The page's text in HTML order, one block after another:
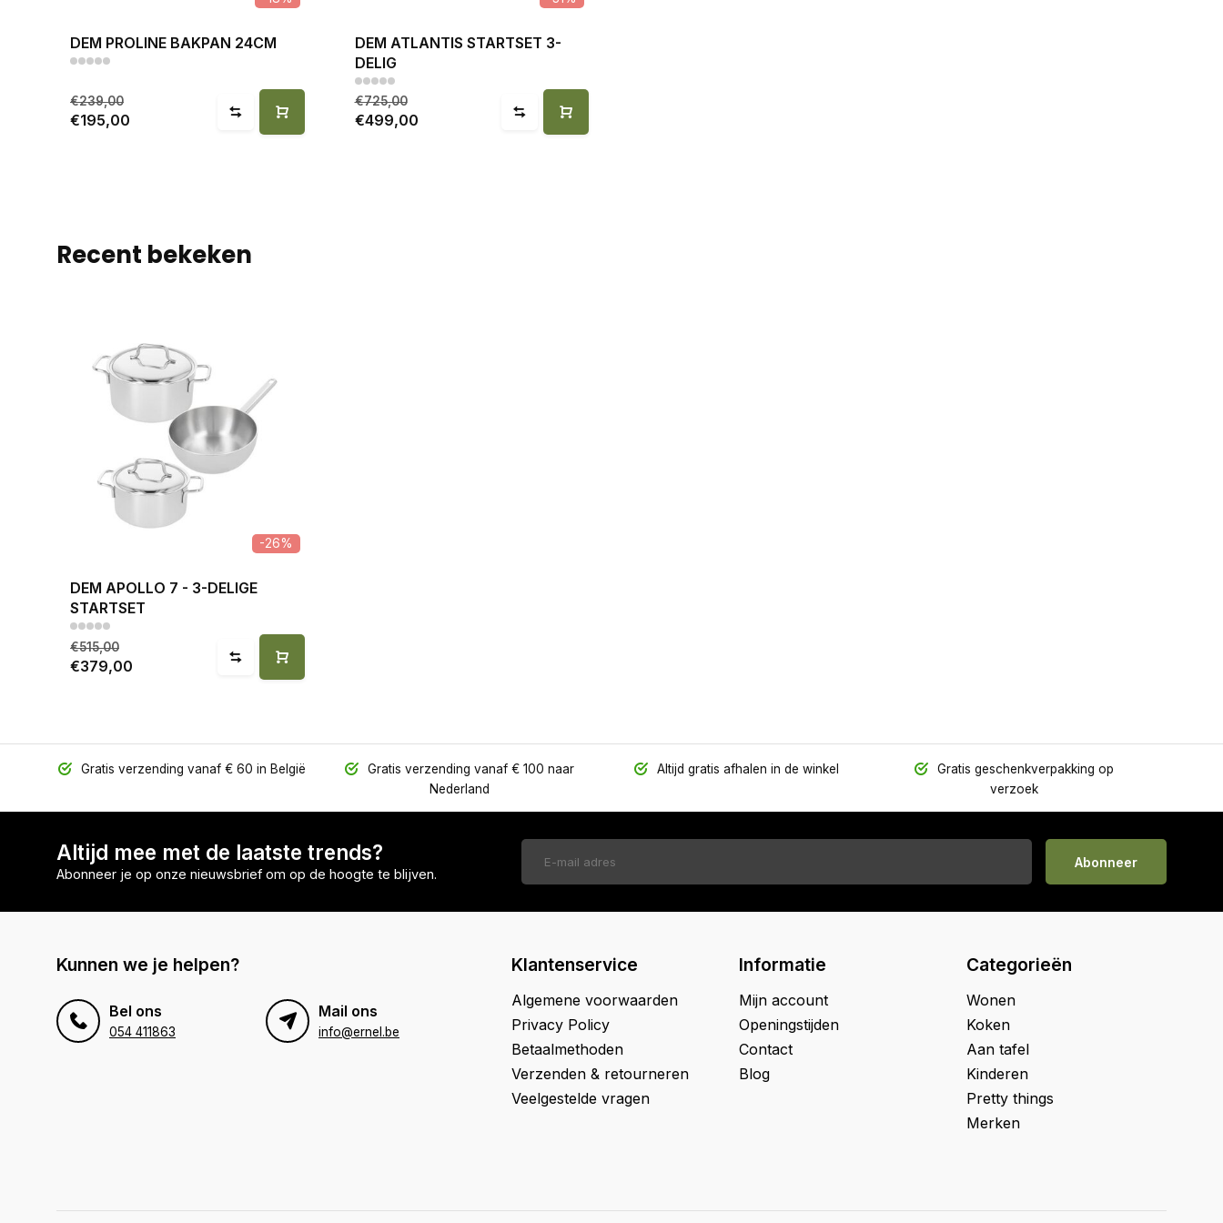
DEM PROLINE BAKPAN 24CM
€239,00
€195,00
DEM ATLANTIS STARTSET 3-
DELIG
€725,00
€499,00
Recent bekeken
-26%
DEM APOLLO 7 - 3-DELIGE
STARTSET
€515,00
€379,00
Gratis verzending vanaf € 60 in België
Gratis verzending vanaf € 100 naar
Nederland
Altijd gratis afhalen in de winkel
Gratis geschenkverpakking op
verzoek
Altijd mee met de laatste trends?
Abonneer je op onze nieuwsbrief om op de hoogte te blijven.
Abonneer
Kunnen we je helpen?
Bel ons
054 411863
Mail ons
info@ernel.be
Klantenservice
Algemene voorwaarden
Privacy Policy
Betaalmethoden
Verzenden & retourneren
Veelgestelde vragen
Informatie
Mijn account
Openingstijden
Contact
Blog
Categorieën
Wonen
Koken
Aan tafel
Kinderen
Pretty things
Merken